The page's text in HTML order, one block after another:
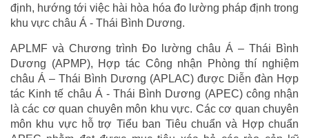
định, hướng tới việc hài hòa hóa đo lường pháp định trong
khu vực châu Á - Thái Bình Dương.
APLMF và Chương trình Đo lường châu Á – Thái Bình
Dương (APMP), Hợp tác Công nhận Phòng thí nghiệm
châu Á – Thái Bình Dương (APLAC) được Diễn đàn Hợp
tác Kinh tế châu Á - Thái Bình Dương (APEC) công nhận
là các cơ quan chuyên môn khu vực. Các cơ quan chuyên
môn khu vực hỗ trợ Tiểu ban Tiêu chuẩn và Hợp chuẩn